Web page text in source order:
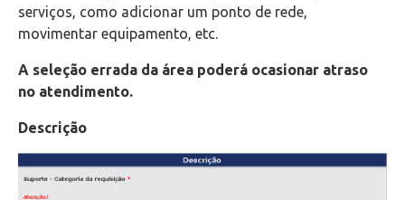
serviços, como adicionar um ponto de rede,
movimentar equipamento, etc.
A seleção errada da área poderá ocasionar atraso
no atendimento.
Descrição